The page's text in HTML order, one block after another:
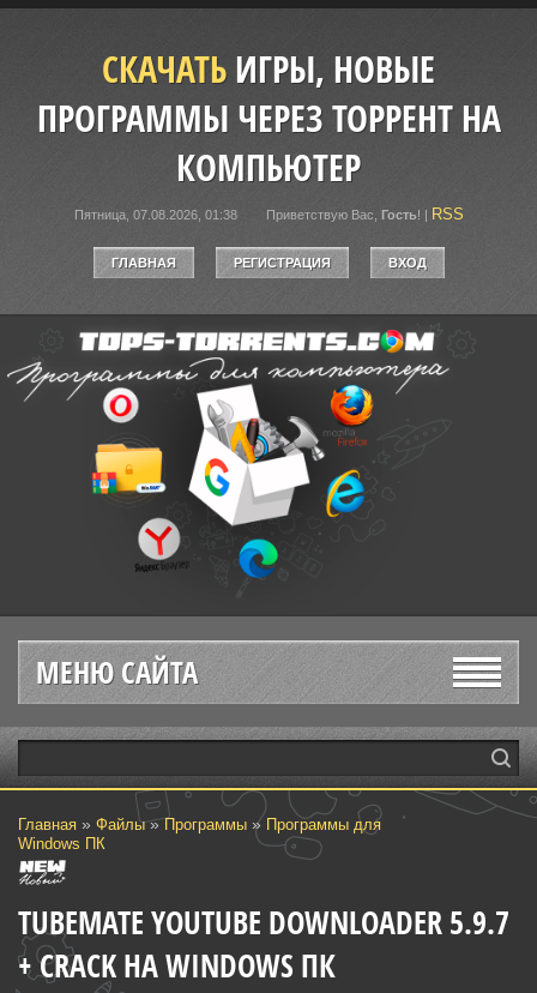
СКАЧАТЬИГРЫ, НОВЫЕ
ПРОГРАММЫ ЧЕРЕЗ ТОРРЕНТ НА
КОМПЬЮТЕР
Пятница, 07.08.2026, 01:38 Приветствую Вас Гость! | RSS
ГЛАВНАЯ РЕГИСТРАЦИЯ ВХОД
МЕНЮ САЙТА
Главная » Файлы»Программы » Программы для
Windows ПК
TUBEMATE YOUTUBE DOWNLOADER 5.9.7
+ CRACK НА WINDOWS ПК